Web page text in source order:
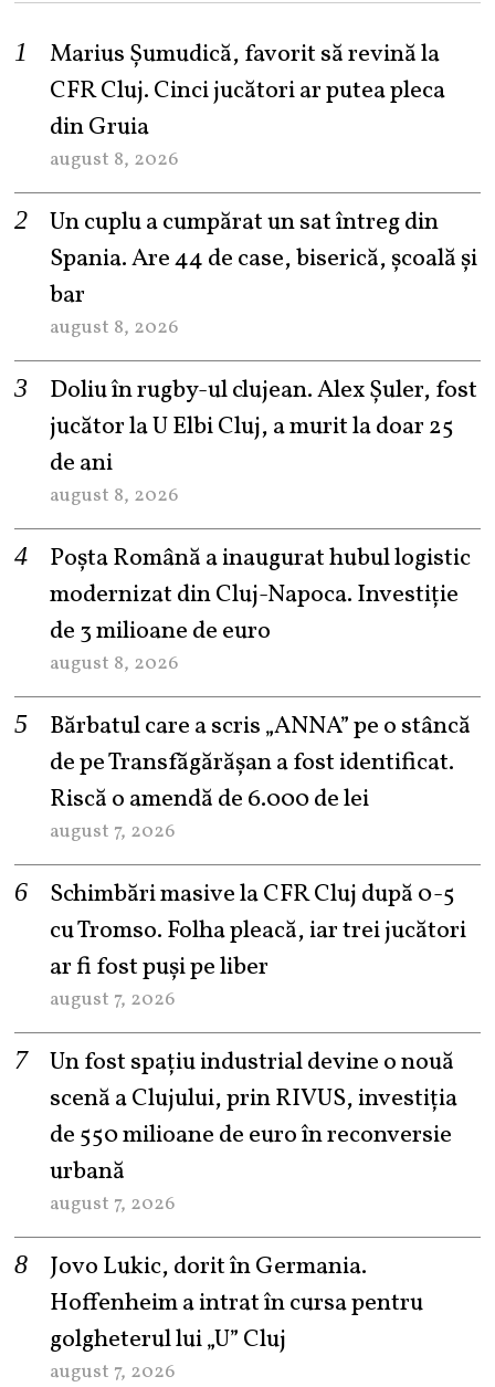
Marius Șumudică, favorit să revină la
CFR Cluj. Cinci jucători ar putea pleca
din Gruia
august 8, 2026
Un cuplu a cumpărat un sat întreg din
Spania. Are 44 de case, biserică, școală și
bar
august 8, 2026
Doliu în rugby-ul clujean. Alex Șuler, fost
jucător la U Elbi Cluj, a murit la doar 25
de ani
august 8, 2026
Poșta Română a inaugurat hubul logistic
modernizat din Cluj-Napoca. Investiție
de 3 milioane de euro
august 8, 2026
Bărbatul care a scris „ANNA” pe o stâncă
de pe Transfăgărășan a fost identificat.
Riscă o amendă de 6.000 de lei
august 7, 2026
Schimbări masive la CFR Cluj după 0-5
cu Tromso. Folha pleacă, iar trei jucători
ar fi fost puși pe liber
august 7, 2026
Un fost spațiu industrial devine o nouă
scenă a Clujului, prin RIVUS, investiția
de 550 milioane de euro în reconversie
urbană
august 7, 2026
Jovo Lukic, dorit în Germania.
Hoffenheim a intrat în cursa pentru
golgheterul lui „U” Cluj
august 7, 2026